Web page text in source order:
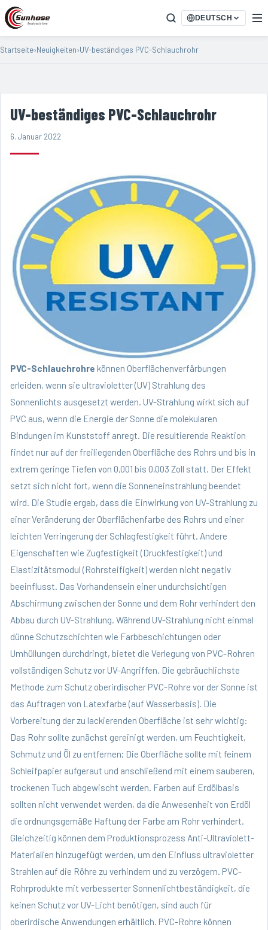
DEUTSCH
Startseite›Neuigkeiten›UV-beständiges PVC-Schlauchrohr
UV-beständiges PVC-Schlauchrohr
6. Januar 2022
PVC-Schlauchrohre können Oberflächenverfärbungen
erleiden, wenn sie ultravioletter (UV) Strahlung des
Sonnenlichts ausgesetzt werden. UV-Strahlung wirkt sich auf
PVC aus, wenn die Energie der Sonne die molekularen
Bindungen im Kunststoff anregt. Die resultierende Reaktion
findet nur auf der freiliegenden Oberfläche des Rohrs und bis in
extrem geringe Tiefen von 0,001 bis 0,003 Zoll statt. Der Effekt
setzt sich nicht fort, wenn die Sonneneinstrahlung beendet
wird. Die Studie ergab, dass die Einwirkung von UV-Strahlung zu
einer Veränderung der Oberflächenfarbe des Rohrs und einer
leichten Verringerung der Schlagfestigkeit führt. Andere
Eigenschaften wie Zugfestigkeit (Druckfestigkeit) und
Elastizitätsmodul (Rohrsteifigkeit) werden nicht negativ
beeinflusst. Das Vorhandensein einer undurchsichtigen
Abschirmung zwischen der Sonne und dem Rohr verhindert den
Abbau durch UV-Strahlung. Während UV-Strahlung nicht einmal
dünne Schutzschichten wie Farbbeschichtungen oder
Umhüllungen durchdringt, bietet die Verlegung von PVC-Rohren
vollständigen Schutz vor UV-Angriffen. Die gebräuchlichste
Methode zum Schutz oberirdischer PVC-Rohre vor der Sonne ist
das Auftragen von Latexfarbe (auf Wasserbasis). Die
Vorbereitung der zu lackierenden Oberfläche ist sehr wichtig:
Das Rohr sollte zunächst gereinigt werden, um Feuchtigkeit,
Schmutz und Öl zu entfernen; Die Oberfläche sollte mit feinem
Schleifpapier aufgeraut und anschließend mit einem sauberen,
trockenen Tuch abgewischt werden. Farben auf Erdölbasis
sollten nicht verwendet werden, da die Anwesenheit von Erdöl
die ordnungsgemäße Haftung der Farbe am Rohr verhindert.
Gleichzeitig können dem Produktionsprozess Anti-Ultraviolett-
Materialien hinzugefügt werden, um den Einfluss ultravioletter
Strahlen auf die Röhre zu verhindern und zu verzögern. PVC-
Rohrprodukte mit verbesserter Sonnenlichtbeständigkeit, die
keinen Schutz vor UV-Licht benötigen, sind auch für
oberirdische Anwendungen erhältlich. PVC-Rohre können